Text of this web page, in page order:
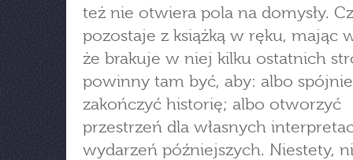
też nie otwiera pola na domysły.
pozostaje z książką w ręku, mając
że brakuje w niej kilku ostatnich
powinny tam być, aby: albo spójnie
zakończyć historię; albo otworzyć
przestrzeń dla własnych
wydarzeń późniejszych. Niestety,